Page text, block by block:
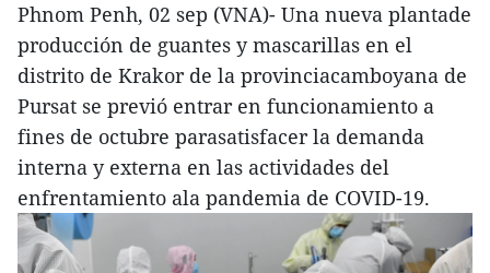
Phnom Penh, 02 sep (VNA)- Una nueva plantade
producción de guantes y mascarillas en el
distrito de Krakor de la provinciacamboyana de
Pursat se previó entrar en funcionamiento a
fines de octubre parasatisfacer la demanda
interna y externa en las actividades del
enfrentamiento ala pandemia de COVID-19.